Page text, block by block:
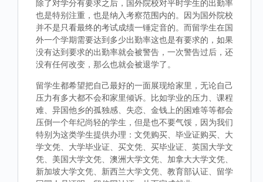
除了对学分有要求之后，国外院校对平时学生的出勤率
也是特别注重，也是纳入考察范围内的。因为国外院校
并不是只看最终的考试成绩一锤定音的。而留学生在国
外一个学期需要达到多少出勤率这也是有要求的，如果
没有达到要求的出勤率就会被警告，一次警告过后，还
没有任何改变，那么也就会被退学了。
留学生都希望把自己最好的一面展现给家里，无论自己
压力有多大都不会和家里倾诉。比如学业的压力、课程
难、异国他乡的孤独感、失恋、金钱上的困难等等都会
压倒一个年纪尚轻的学生，但是也不要气馁，因为我们
特别为这类学生提供办理：文凭购买、毕业证购买、大
学文凭、大学毕业证、买文凭、买毕业证、英国大学文
凭、美国大学文凭、澳洲大学文凭、加拿大大学文凭、
新加坡大学文凭、新西兰大学文凭、教育部认证、留学